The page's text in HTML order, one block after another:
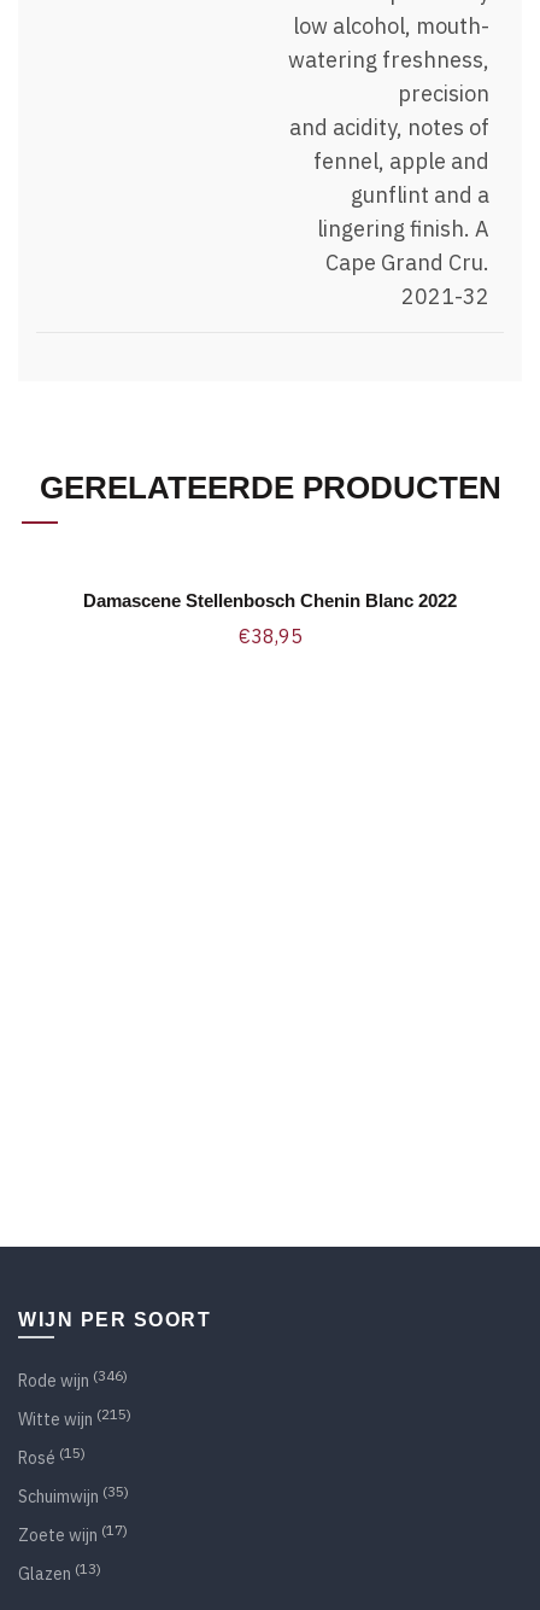
low alcohol, mouth-
watering freshness,
precision
and acidity, notes of
fennel, apple and
gunflint and a
lingering finish. A
Cape Grand Cru.
2021-32
GERELATEERDE PRODUCTEN
TOEVOEGEN AAN WINKELWAGEN
Damascene Stellenbosch Chenin Blanc 2022
€38,95
WIJN PER SOORT
Rode wijn (346)
Witte wijn (215)
Rosé (15)
Schuimwijn (35)
Zoete wijn (17)
Glazen (13)